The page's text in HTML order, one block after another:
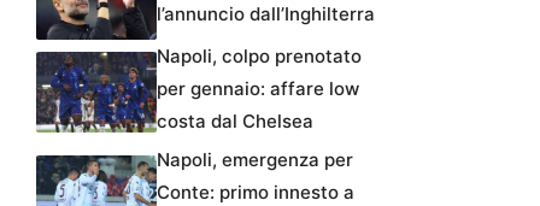
l’annuncio dall’Inghilterra
Napoli, colpo prenotato
per gennaio: affare low
costa dal Chelsea
Napoli, emergenza per
Conte: primo innesto a